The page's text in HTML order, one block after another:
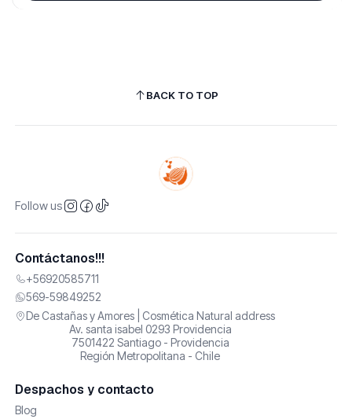
BACK TO TOP
Follow us
Contáctanos!!!
+56920585711
569-59849252
De Castañas y Amores | Cosmética Natural address
Av. santa isabel 0293 Providencia
7501422 Santiago - Providencia
Región Metropolitana - Chile
Despachos y contacto
Blog